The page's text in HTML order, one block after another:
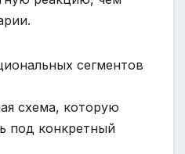
сегментов
схема, которую
под конкретный